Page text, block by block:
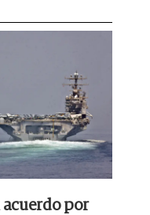
por